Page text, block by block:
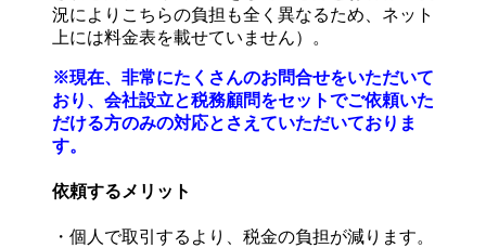
況によりこちらの負担も全く異なるため、ネット
上には料金表を載せていません）。
※現在、非常にたくさんのお問合せをいただいて
おり、会社設立と税務顧問をセットでご依頼いた
だける方のみの対応とさえていただいておりま
す。
依頼するメリット
・個人で取引するより、税金の負担が減ります。